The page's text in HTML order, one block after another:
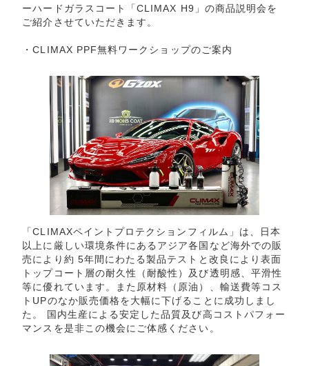
ーハードガラスコート「CLIMAX H9」の商品説明会を
ご紹介させていただきます。
・CLIMAX PPF無料ワークショップのご案内
「CLIMAXペイントプロテクションフィルム」は、日本
以上に厳しい環境条件にあるアジア各国など海外での販
売により約 5年間にわたる製品テストと改良により表面
トップコート層の耐久性（耐酸性）及び透明感、平滑性
等に優れています。また原材料（原油）、輸送費等コス
トUPのなか販売価格を大幅に下げることに成功しまし
た。 国内生産による安定した品質及び高コストパフォー
マンスを是非この機会にご体感ください。